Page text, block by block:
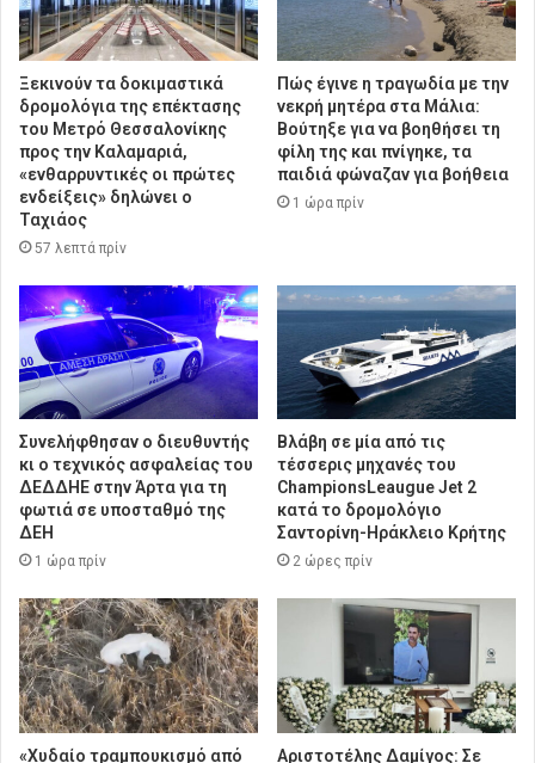
Ξεκινούν τα δοκιμαστικά
δρομολόγια της επέκτασης
του Μετρό Θεσσαλονίκης
προς την Καλαμαριά,
«ενθαρρυντικές οι πρώτες
ενδείξεις» δηλώνει ο
Ταχιάος
57 λεπτά πρίν
Πώς έγινε η τραγωδία με την
νεκρή μητέρα στα Μάλια:
Βούτηξε για να βοηθήσει τη
φίλη της και πνίγηκε, τα
παιδιά φώναζαν για βοήθεια
1 ώρα πρίν
Συνελήφθησαν ο διευθυντής
κι ο τεχνικός ασφαλείας του
ΔΕΔΔΗΕ στην Άρτα για τη
φωτιά σε υποσταθμό της
ΔΕΗ
1 ώρα πρίν
Βλάβη σε μία από τις
τέσσερις μηχανές του
ChampionsLeaugue Jet 2
κατά το δρομολόγιο
Σαντορίνη-Ηράκλειο Κρήτης
2 ώρες πρίν
«Χυδαίο τραμπουκισμό από
Αριστοτέλης Δαμίγος: Σε